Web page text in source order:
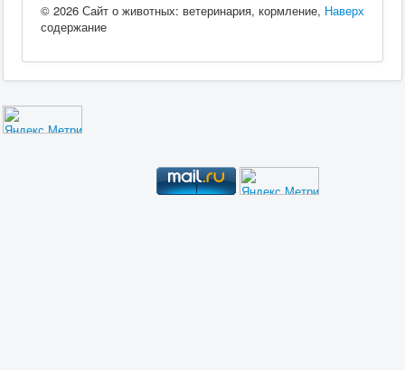
Наверх
© 2026 Сайт о животных: ветеринария, кормление,
содержание